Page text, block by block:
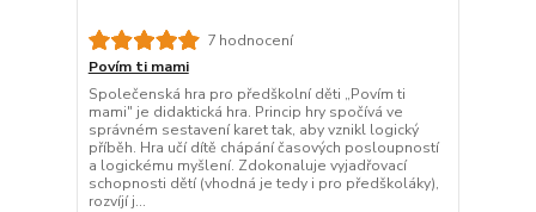
7 hodnocení
Povím ti mami
Společenská hra pro předškolní děti „Povím ti
mami" je didaktická hra. Princip hry spočívá ve
správném sestavení karet tak, aby vznikl logický
příběh. Hra učí dítě chápání časových posloupností
a logickému myšlení. Zdokonaluje vyjadřovací
schopnosti dětí (vhodná je tedy i pro předškoláky),
rozvíjí j...